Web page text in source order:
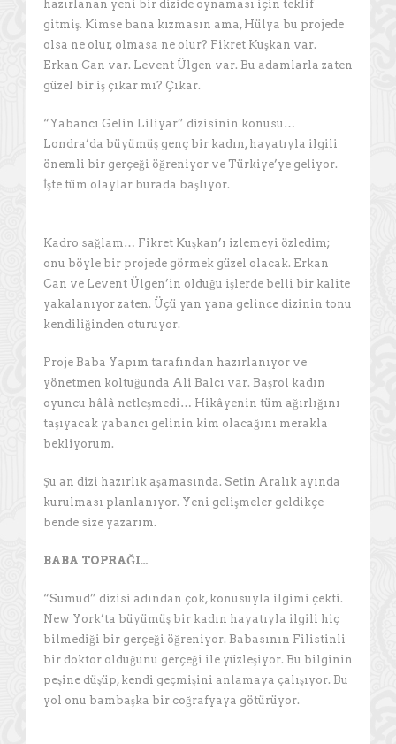
hazırlanan yeni bir dizide oynaması için teklif
gitmiş. Kimse bana kızmasın ama, Hülya bu projede
olsa ne olur, olmasa ne olur? Fikret Kuşkan var.
Erkan Can var. Levent Ülgen var. Bu adamlarla zaten
güzel bir iş çıkar mı? Çıkar.
“Yabancı Gelin Liliyar” dizisinin konusu…
Londra’da büyümüş genç bir kadın, hayatıyla ilgili
önemli bir gerçeği öğreniyor ve Türkiye’ye geliyor.
İşte tüm olaylar burada başlıyor.
Kadro sağlam… Fikret Kuşkan’ı izlemeyi özledim;
onu böyle bir projede görmek güzel olacak. Erkan
Can ve Levent Ülgen’in olduğu işlerde belli bir kalite
yakalanıyor zaten. Üçü yan yana gelince dizinin tonu
kendiliğinden oturuyor.
Proje Baba Yapım tarafından hazırlanıyor ve
yönetmen koltuğunda Ali Balcı var. Başrol kadın
oyuncu hâlâ netleşmedi… Hikâyenin tüm ağırlığını
taşıyacak yabancı gelinin kim olacağını merakla
bekliyorum.
Şu an dizi hazırlık aşamasında. Setin Aralık ayında
kurulması planlanıyor. Yeni gelişmeler geldikçe
bende size yazarım.
BABA TOPRAĞI…
“Sumud” dizisi adından çok, konusuyla ilgimi çekti.
New York’ta büyümüş bir kadın hayatıyla ilgili hiç
bilmediği bir gerçeği öğreniyor. Babasının Filistinli
bir doktor olduğunu gerçeği ile yüzleşiyor. Bu bilginin
peşine düşüp, kendi geçmişini anlamaya çalışıyor. Bu
yol onu bambaşka bir coğrafyaya götürüyor.